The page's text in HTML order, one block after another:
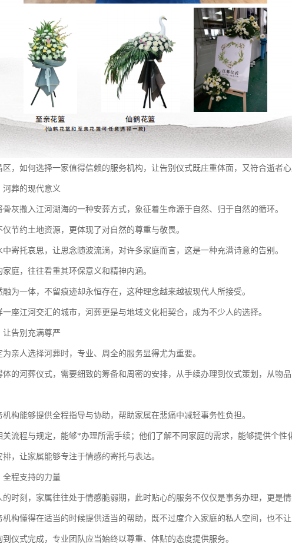
区，如何选择一家值得信赖的服务机构，让告别仪式既庄重体面，又符合逝者
河葬的现代意义
骨灰撒入江河湖海的一种安葬方式，象征着生命源于自然、归于自然的循环。
节约土地资源，更体现了对自然的尊重与敬畏。
中寄托哀思，让思念随波流淌，对许多家庭而言，这是一种充满诗意的告别。
庭，往往看重其环保意义和精神内涵。
融为一体，不留痕迹却永恒存在，这种理念越来越被现代人所接受。
一座江河交汇的城市，河葬更是与地域文化相契合，成为不少人的选择。
让告别充满尊严
为亲人选择河葬时，专业、周全的服务显得尤为重要。
体的河葬仪式，需要细致的筹备和周密的安排，从手续办理到仪式策划，从物
机构能够提供全程指导与协助，帮助家属在悲痛中减轻事务性负担。
关流程与规定，能够*办理所需手续；他们了解不同家庭的需求，能够提供个性
，让家属能够专注于情感的寄托与表达。
全程支持的力量
的时刻，家属往往处于情感脆弱期，此时贴心的服务不仅仅是事务办理，更是情
机构懂得在适当的时候提供适当的帮助，既不过度介入家庭的私人空间，也不让
到仪式完成，专业团队应当始终以尊重、体贴的态度提供服务。